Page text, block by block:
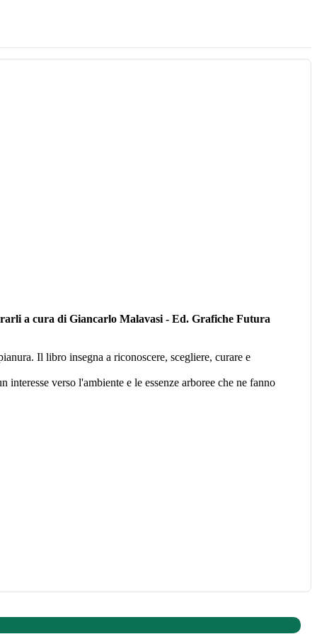
a cura di Giancarlo Malavasi - Ed. Grafiche Futura
Il libro insegna a riconoscere, scegliere, curare e
verso l'ambiente e le essenze arboree che ne fanno